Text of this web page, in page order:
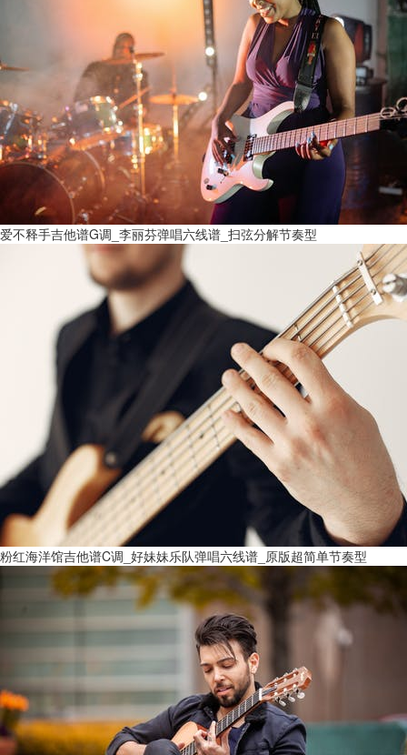
爱不释手吉他谱G调_李丽芬弹唱六线谱_扫弦分解节奏型
粉红海洋馆吉他谱C调_好妹妹乐队弹唱六线谱_原版超简单节奏型